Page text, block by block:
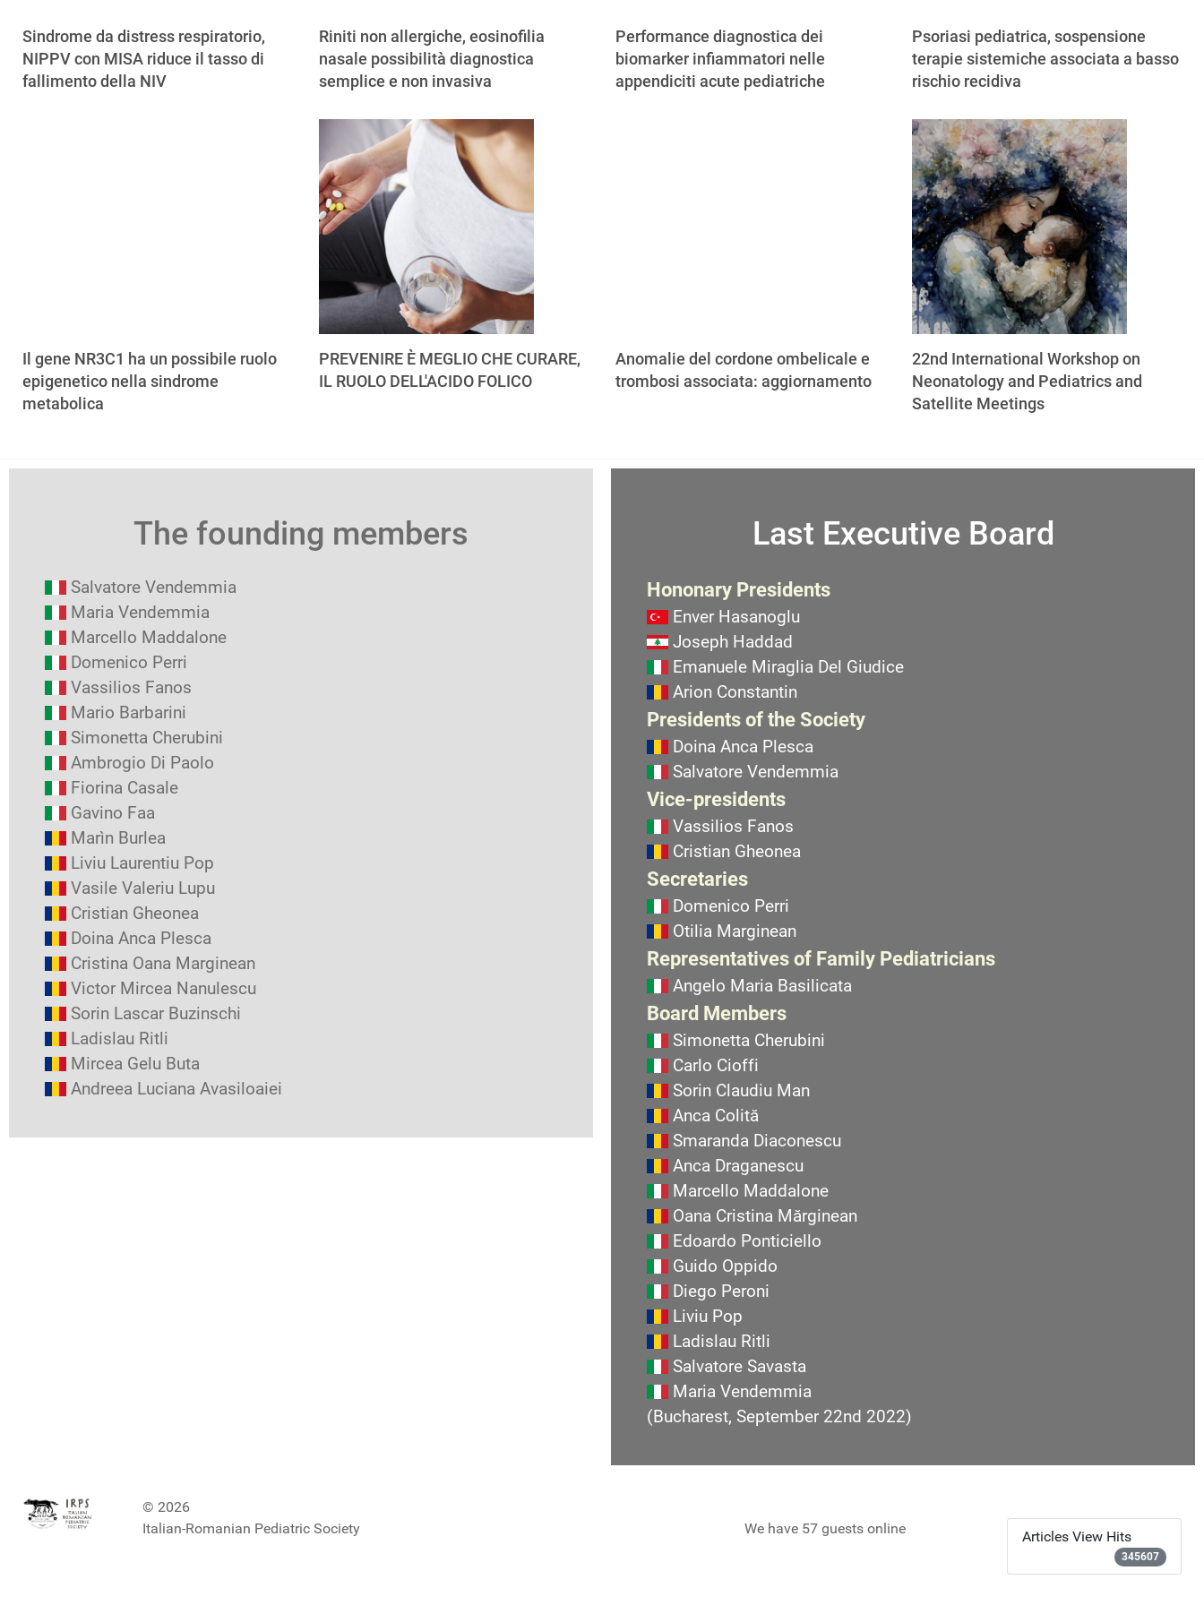
Sindrome da distress respiratorio,
NIPPV con MISA riduce il tasso di
fallimento della NIV
Riniti non allergiche, eosinofilia
nasale possibilità diagnostica
semplice e non invasiva
Performance diagnostica dei
biomarker infiammatori nelle
appendiciti acute pediatriche
Psoriasi pediatrica, sospensione
terapie sistemiche associata a basso
rischio recidiva
Il gene NR3C1 ha un possibile ruolo
epigenetico nella sindrome
metabolica
PREVENIRE È MEGLIO CHE CURARE,
IL RUOLO DELL'ACIDO FOLICO
Anomalie del cordone ombelicale e
trombosi associata: aggiornamento
22nd International Workshop on
Neonatology and Pediatrics and
Satellite Meetings
The founding members
Salvatore Vendemmia
Maria Vendemmia
Marcello Maddalone
Domenico Perri
Vassilios Fanos
Mario Barbarini
Simonetta Cherubini
Ambrogio Di Paolo
Fiorina Casale
Gavino Faa
Marìn Burlea
Liviu Laurentiu Pop
Vasile Valeriu Lupu
Cristian Gheonea
Doina Anca Plesca
Cristina Oana Marginean
Victor Mircea Nanulescu
Sorin Lascar Buzinschi
Ladislau Ritli
Mircea Gelu Buta
Andreea Luciana Avasiloaiei
Last Executive Board
Hononary Presidents
Enver Hasanoglu
Joseph Haddad
Emanuele Miraglia Del Giudice
Arion Constantin
Presidents of the Society
Doina Anca Plesca
Salvatore Vendemmia
Vice-presidents
Vassilios Fanos
Cristian Gheonea
Secretaries
Domenico Perri
Otilia Marginean
Representatives of Family Pediatricians
Angelo Maria Basilicata
Board Members
Simonetta Cherubini
Carlo Cioffi
Sorin Claudiu Man
Anca Colită
Smaranda Diaconescu
Anca Draganescu
Marcello Maddalone
Oana Cristina Mărginean
Edoardo Ponticiello
Guido Oppido
Diego Peroni
Liviu Pop
Ladislau Ritli
Salvatore Savasta
Maria Vendemmia
(Bucharest, September 22nd 2022)
© 2026
Italian-Romanian Pediatric Society
We have 57 guests online Articles View Hits
345607